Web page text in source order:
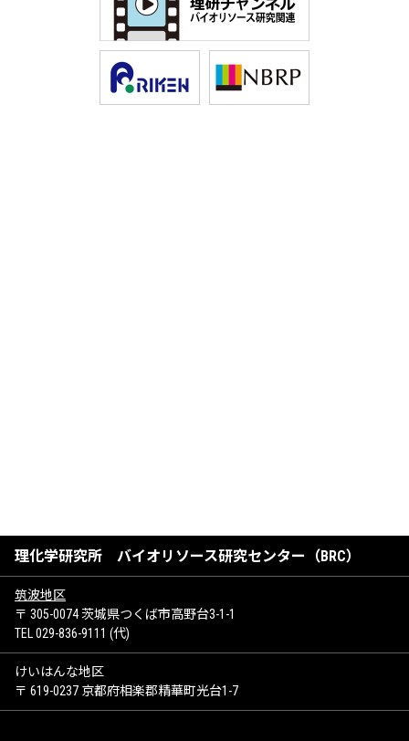
理化学研究所 バイオリソース研究センター（BRC）
筑波地区
〒 305-0074 茨城県つくば市高野台3-1-1
TEL 029-836-9111 (代)
けいはんな地区
〒 619-0237 京都府相楽郡精華町光台1-7